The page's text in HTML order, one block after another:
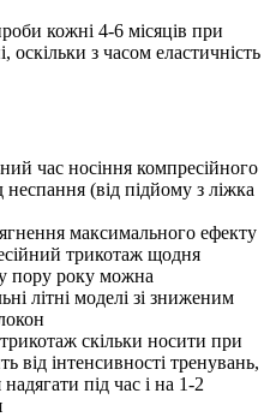
кожні 4-6 місяців при
з часом еластичність
час носіння компресійного
(від підйому з ліжка
максимального ефекту
трикотаж щодня
пору року можна
літні моделі зі зниженим
скільки носити при
від інтенсивності тренувань,
під час і на 1-2